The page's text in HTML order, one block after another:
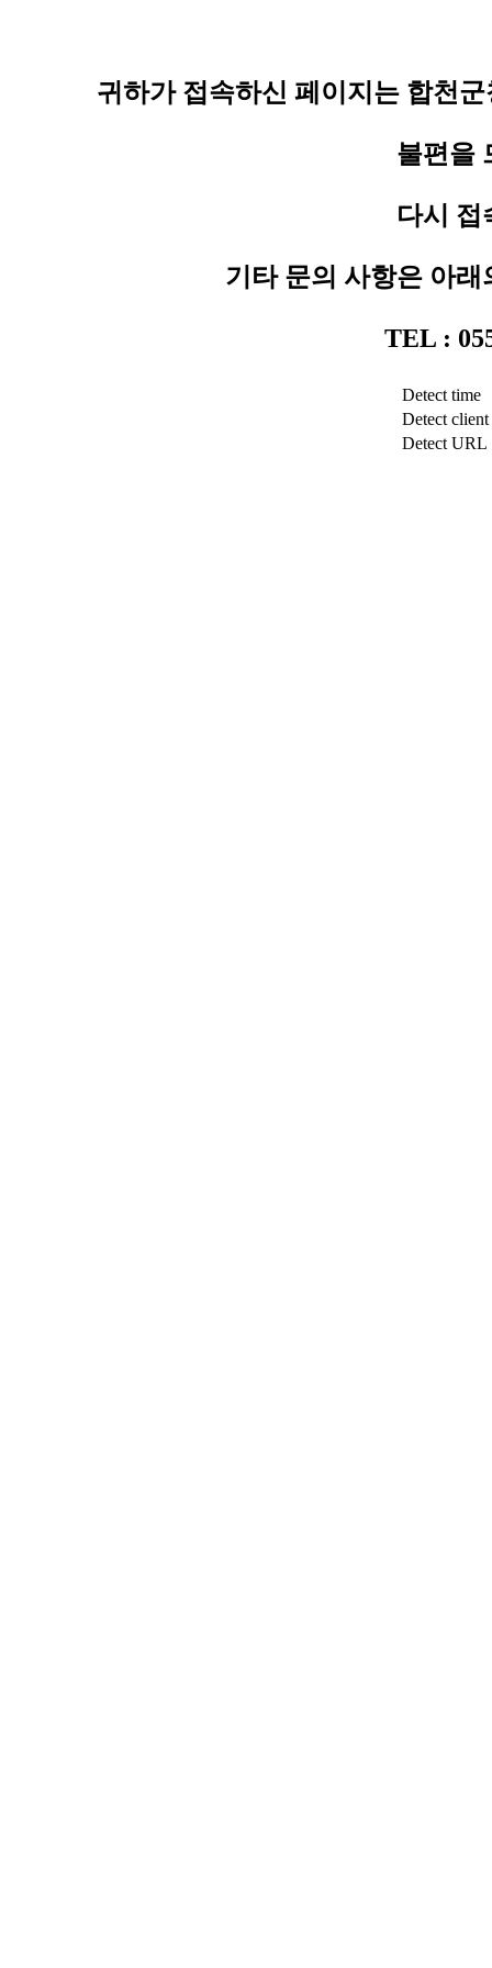
귀하가 접속하신 페이지는 합천
불편을
다시 접
기타 문의 사항은 아
TEL :
Detect time
Detect client
Detect URL